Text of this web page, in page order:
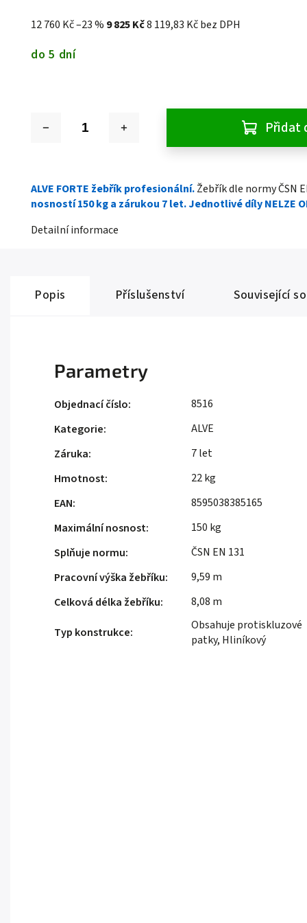
12 760 Kč–23 % 9 825 Kč8 119,83 Kč bez DPH
do 5 dní
Přidat
ALVE FORTE žebřík profesionální.Žebřík dle normy ČSN
nosností 150 kg a zárukou 7 let. Jednotlivé díly NELZE
Detailní informace
Popis Příslušenství Související
Parametry
Objednací číslo:
8516
Kategorie:
ALVE
Záruka:
7 let
Hmotnost:
22 kg
EAN:
8595038385165
Maximální nosnost:
150 kg
Splňuje normu:
ČSN EN 131
Pracovní výška žebříku:
9,59 m
Celková délka žebříku: 8,08 m
Typ konstrukce:
Obsahuje protiskluzové
patky, Hliníkový